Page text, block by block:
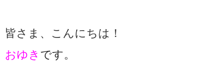
皆さま、こんにちは！
おゆき です。